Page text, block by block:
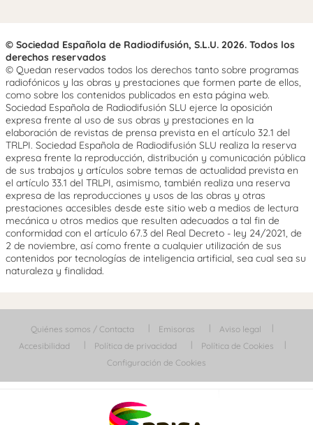
© Sociedad Española de Radiodifusión, S.L.U. 2026. Todos los
derechos reservados
© Quedan reservados todos los derechos tanto sobre programas
radiofónicos y las obras y prestaciones que formen parte de ellos,
como sobre los contenidos publicados en esta página web.
Sociedad Española de Radiodifusión SLU ejerce la oposición
expresa frente al uso de sus obras y prestaciones en la
elaboración de revistas de prensa prevista en el artículo 32.1 del
TRLPI. Sociedad Española de Radiodifusión SLU realiza la reserva
expresa frente la reproducción, distribución y comunicación pública
de sus trabajos y artículos sobre temas de actualidad prevista en
el artículo 33.1 del TRLPI, asimismo, también realiza una reserva
expresa de las reproducciones y usos de las obras y otras
prestaciones accesibles desde este sitio web a medios de lectura
mecánica u otros medios que resulten adecuados a tal fin de
conformidad con el artículo 67.3 del Real Decreto - ley 24/2021, de
2 de noviembre, así como frente a cualquier utilización de sus
contenidos por tecnologías de inteligencia artificial, sea cual sea su
naturaleza y finalidad.
Quiénes somos / Contacta Emisoras
Aviso legal
Accesibilidad
Política de privacidad
Política de Cookies
Configuración de Cookies